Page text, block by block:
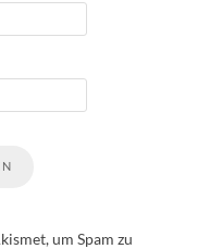
um Spam zu